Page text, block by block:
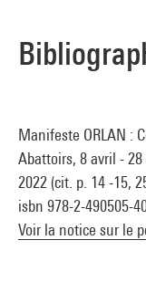
Manifeste ORLAN :
Abattoirs, 8 avril -
2022 (cit. p. 14 -15,
isbn 978-2-490505-
Voir la notice sur le